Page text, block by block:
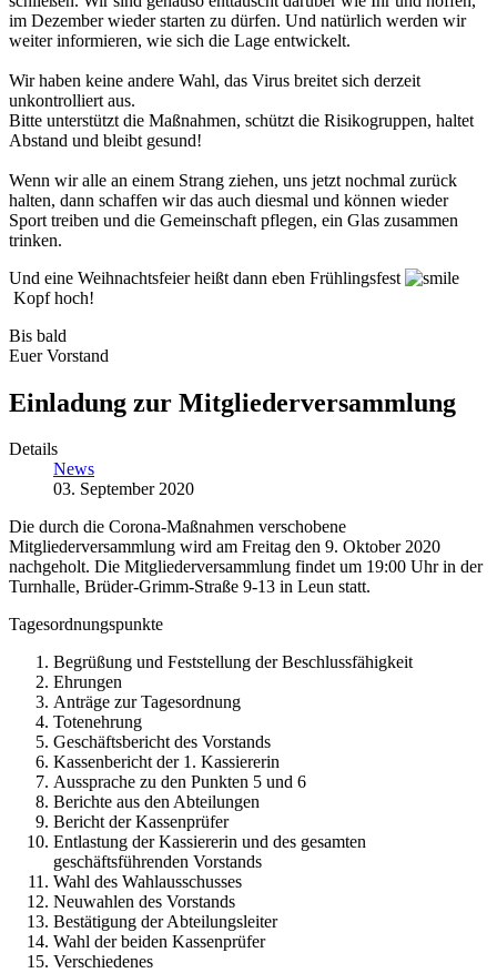
im Dezember wieder starten zu dürfen. Und natürlich werden wir
weiter informieren, wie sich die Lage entwickelt.
Wir haben keine andere Wahl, das Virus breitet sich derzeit
unkontrolliert aus.
Bitte unterstützt die Maßnahmen, schützt die Risikogruppen, haltet
Abstand und bleibt gesund!
Wenn wir alle an einem Strang ziehen, uns jetzt nochmal zurück
halten, dann schaffen wir das auch diesmal und können wieder
Sport treiben und die Gemeinschaft pflegen, ein Glas zusammen
trinken.
Und eine Weihnachtsfeier heißt dann eben Frühlingsfest
Kopf hoch!
Bis bald
Euer Vorstand
Einladung zur Mitgliederversammlung
Details
News
03. September 2020
Die durch die Corona-Maßnahmen verschobene
Mitgliederversammlung wird am Freitag den 9. Oktober 2020
nachgeholt. Die Mitgliederversammlung findet um 19:00 Uhr in der
Turnhalle, Brüder-Grimm-Straße 9-13 in Leun statt.
Tagesordnungspunkte
Begrüßung und Feststellung der Beschlussfähigkeit
Ehrungen
Anträge zur Tagesordnung
Totenehrung
Geschäftsbericht des Vorstands
Kassenbericht der 1. Kassiererin
Aussprache zu den Punkten 5 und 6
Berichte aus den Abteilungen
Bericht der Kassenprüfer
Entlastung der Kassiererin und des gesamten
geschäftsführenden Vorstands
Wahl des Wahlausschusses
Neuwahlen des Vorstands
Bestätigung der Abteilungsleiter
Wahl der beiden Kassenprüfer
Verschiedenes